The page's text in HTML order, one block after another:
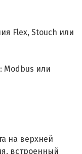
Flex, Stouch или
Modbus или
на верхней
встроенный